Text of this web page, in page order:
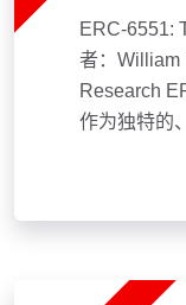
ERC-6551:
者：William
Research
作为独特的